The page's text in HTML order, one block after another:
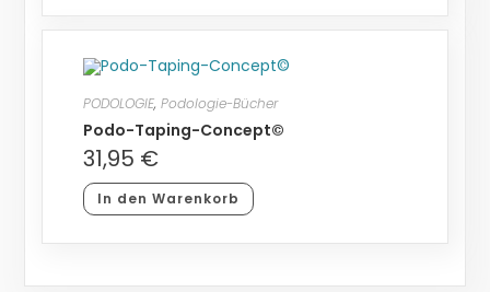
PODOLOGIE, Podologie-Bücher
Podo-Taping-Concept©
31,95 €
In den Warenkorb